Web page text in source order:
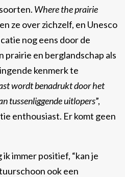
Where the prairie
ze over zichzelf, en Unesco
nog eens door de
prairie en berglandschap als
kenmerk te
wordt benadrukt door het
tussenliggende uitlopers”,
enthousiast. Er komt geen
ik immer positief, “kan je
ook een